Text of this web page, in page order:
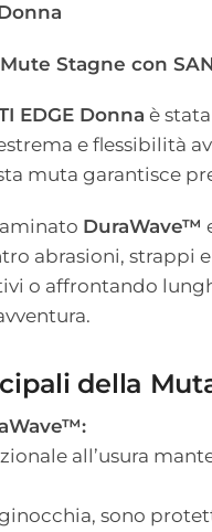
Stagne con
EDGE Donna è
e flessibilità
muta garantisce
DuraWave™
abrasioni, strappi
o affrontando
della
all’usura
sono